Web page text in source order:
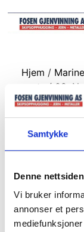
Samtykke
Denne
Vi bruker
annonser et
Hjem /
parts
/ 09.
09.
RSP